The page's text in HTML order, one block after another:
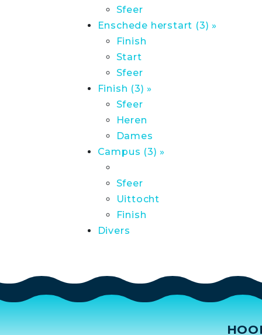
Sfeer
Enschede herstart (3) »
Finish
Start
Sfeer
Finish (3) »
Sfeer
Heren
Dames
Campus (3) »
Sfeer
Uittocht
Finish
Divers